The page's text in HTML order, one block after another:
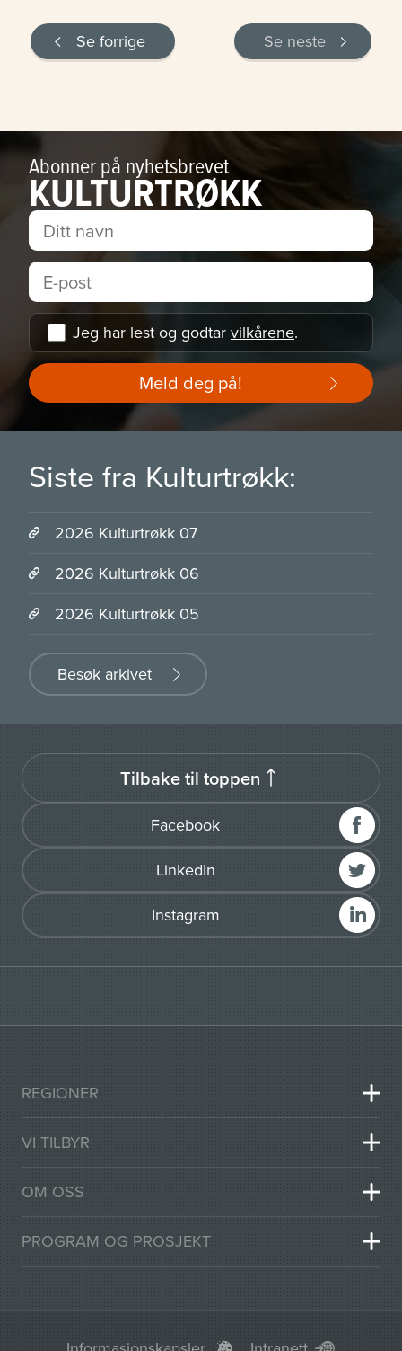
Se forrige Se neste
Abonner på nyhetsbrevet
KULTURTRØKK
Jeg har lest og godtar vilkårene.
Meld deg på!
Siste fra Kulturtrøkk:
2026 Kulturtrøkk 07
2026 Kulturtrøkk 06
2026 Kulturtrøkk 05
Besøk arkivet
Facebook
LinkedIn
Instagram
Tilbake til toppen
REGIONER
VI TILBYR
OM OSS
PROGRAM OG PROSJEKT